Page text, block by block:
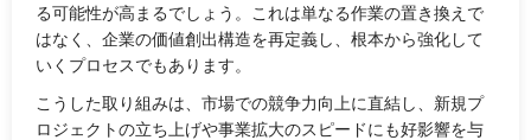
る可能性が高まるでしょう。これは単なる作業の置き換えで
はなく、企業の価値創出構造を再定義し、根本から強化して
いくプロセスでもあります。
こうした取り組みは、市場での競争力向上に直結し、新規プ
ロジェクトの立ち上げや事業拡大のスピードにも好影響を与